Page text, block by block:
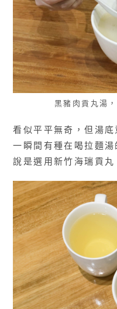
黑豬肉貢丸湯
看似平平無奇，但湯底
一瞬間有種在喝拉麵
說是選用新竹海瑞貢丸